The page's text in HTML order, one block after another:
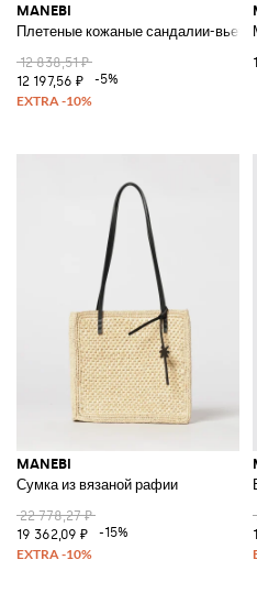
MANEBI
Плетеные кожаные сандалии-
12 838,51 ₽
12 197,56 ₽
-5%
MANEBI
Сумка из вязаной рафии
22 778,27 ₽
19 362,09 ₽
-15%